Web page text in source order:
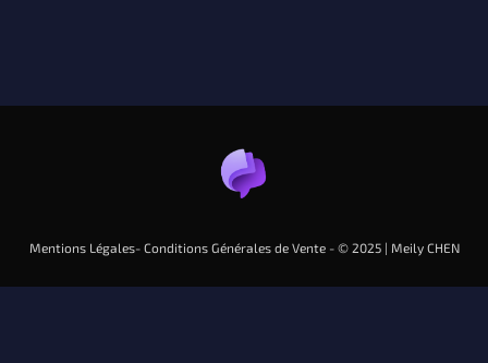
Mentions Légales- Conditions Générales de Vente- © 2025 | Meily CHEN